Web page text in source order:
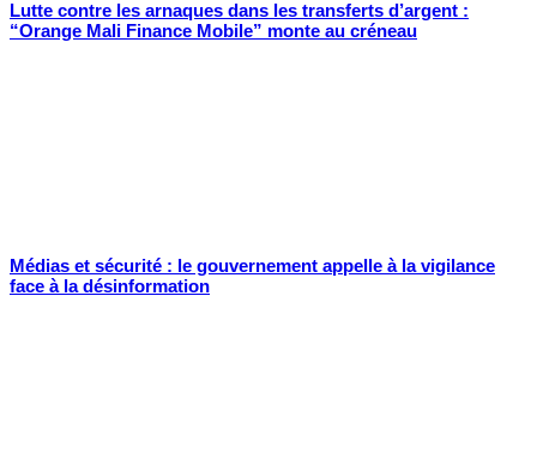
Lutte contre les arnaques dans les transferts d’argent :
“Orange Mali Finance Mobile” monte au créneau
Médias et sécurité : le gouvernement appelle à la vigilance
face à la désinformation